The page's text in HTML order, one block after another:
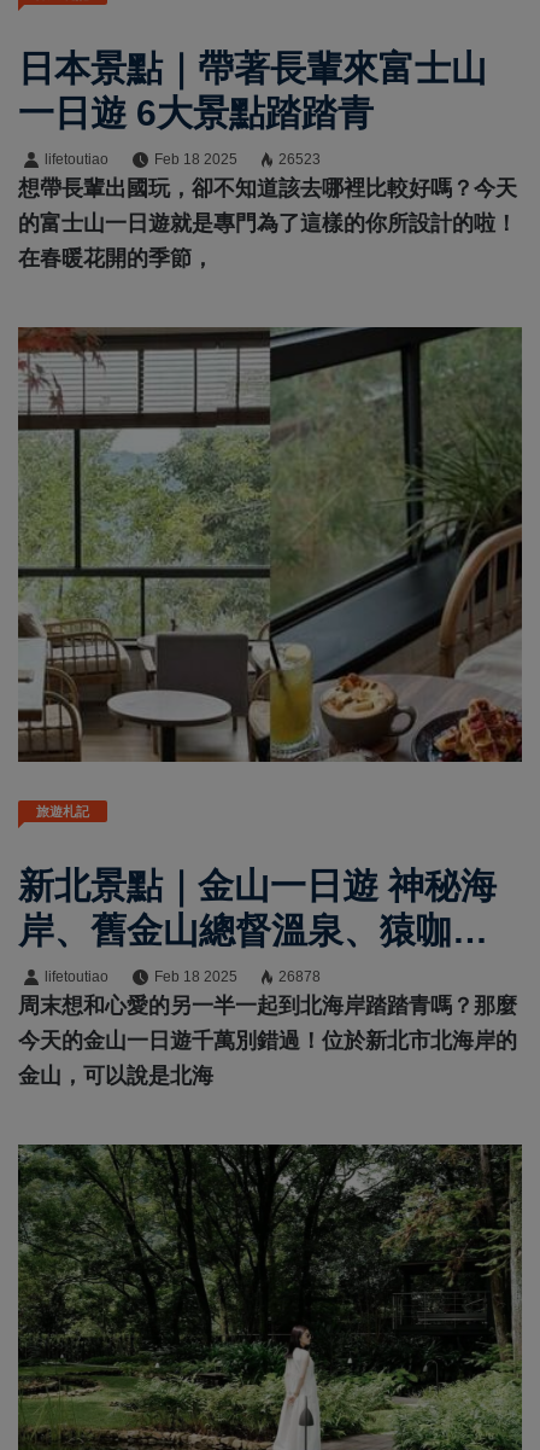
日本景點｜帶著長輩來富士山
一日遊 6大景點踏踏青
lifetoutiao Feb 18 2025 26523
想帶長輩出國玩，卻不知道該去哪裡比較好嗎？今天
的富士山一日遊就是專門為了這樣的你所設計的啦！
在春暖花開的季節，
旅遊札記
新北景點｜金山一日遊 神秘海
岸、舊金山總督溫泉、猿咖啡
等6大必遊必吃景點
lifetoutiao Feb 18 2025 26878
周末想和心愛的另一半一起到北海岸踏踏青嗎？那麼
今天的金山一日遊千萬別錯過！位於新北市北海岸的
金山，可以說是北海